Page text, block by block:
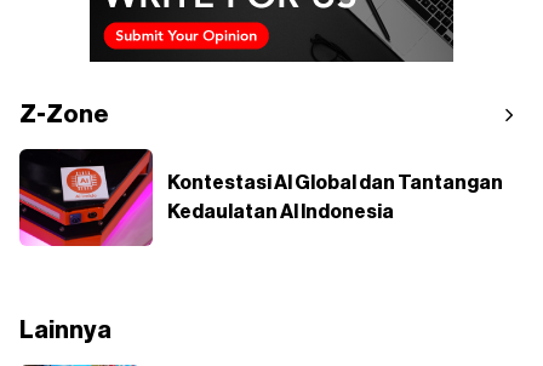
Z-Zone
Kontestasi AI Global dan Tantangan
Kedaulatan AI Indonesia
Lainnya